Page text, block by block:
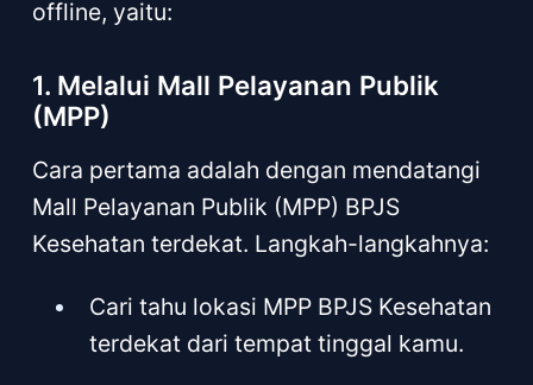
offline, yaitu:
1. Melalui Mall Pelayanan Publik
(MPP)
Cara pertama adalah dengan mendatangi
Mall Pelayanan Publik (MPP) BPJS
Kesehatan terdekat. Langkah-langkahnya:
Cari tahu lokasi MPP BPJS Kesehatan
terdekat dari tempat tinggal kamu.